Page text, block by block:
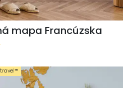
mapa Francúzska